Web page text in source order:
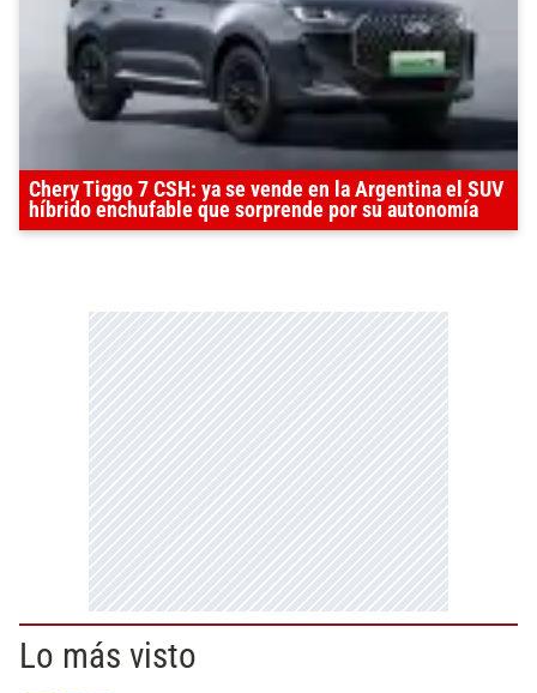
Chery Tiggo 7 CSH: ya se vende en la Argentina el SUV
híbrido enchufable que sorprende por su autonomía
Lo más visto